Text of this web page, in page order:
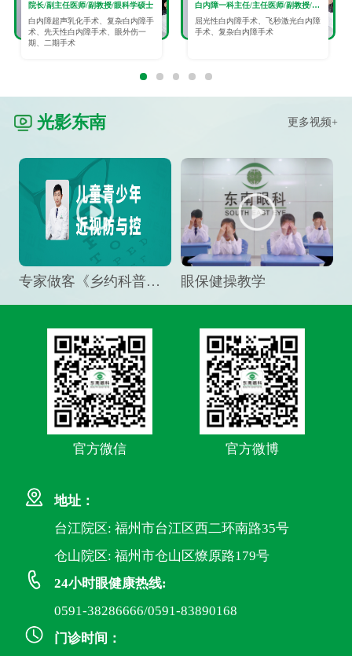
院长/副主任医师/副教授/眼科学硕士
白内障超声乳化手术、复杂白内障手
术、先天性白内障手术、眼外伤一
期、二期手术
白内障一科主任/主任医师/副教授/眼科学硕士
屈光性白内障手术、飞秒激光白内障
手术、复杂白内障手术
光影东南 更多视频+
专家做客《乡约科普》栏目，预防孩子近视竟然这么“简单” 眼保健操教学
官方微信 官方微博
地址：
台江院区: 福州市台江区西二环南路35号
仓山院区: 福州市仓山区燎原路179号
24小时眼健康热线:
0591-38286666/0591-83890168
门诊时间：